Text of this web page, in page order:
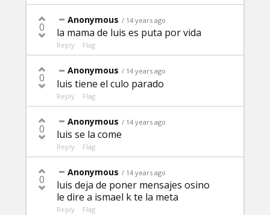
0
Anonymous / 14 years ago
la mama de luis es puta por vida
Reply Flag
0
Anonymous / 14 years ago
luis tiene el culo parado
Reply Flag
0
Anonymous / 14 years ago
luis se la come
Reply Flag
0
Anonymous / 14 years ago
luis deja de poner mensajes osino
le dire a ismael k te la meta
Reply Flag